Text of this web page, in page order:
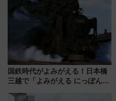
国鉄時代がよみがえる！日本橋
三越で「よみがえる にっぽんの